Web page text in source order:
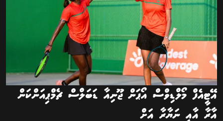
އޭޓީއެފް މޯލްޑިވްސް އޯޕަން ޖޫނިއާ ޑަބަލްސް ޗެމްޕިއަންކަން
އާރާ އާއި ނަޔާރާ އަށް